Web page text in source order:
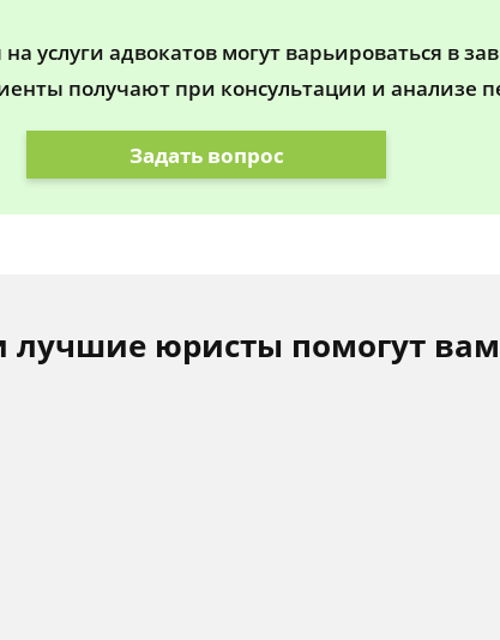
адвокатов могут варьироваться в
получают при консультации и анализе
Задать вопрос
юристы помогут вам